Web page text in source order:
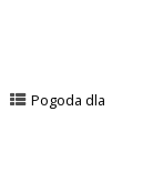
Pogoda dla